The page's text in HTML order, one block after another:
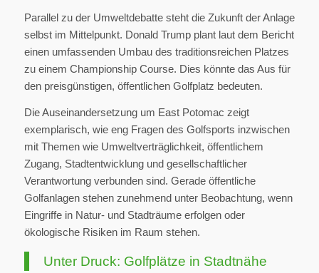
Parallel zu der Umweltdebatte steht die Zukunft der Anlage
selbst im Mittelpunkt. Donald Trump plant laut dem Bericht
einen umfassenden Umbau des traditionsreichen Platzes
zu einem Championship Course. Dies könnte das Aus für
den preisgünstigen, öffentlichen Golfplatz bedeuten.
Die Auseinandersetzung um East Potomac zeigt
exemplarisch, wie eng Fragen des Golfsports inzwischen
mit Themen wie Umweltverträglichkeit, öffentlichem
Zugang, Stadtentwicklung und gesellschaftlicher
Verantwortung verbunden sind. Gerade öffentliche
Golfanlagen stehen zunehmend unter Beobachtung, wenn
Eingriffe in Natur- und Stadträume erfolgen oder
ökologische Risiken im Raum stehen.
Unter Druck: Golfplätze in Stadtnähe